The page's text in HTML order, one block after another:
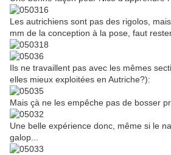
Les autrichiens sont pas des rigolos,
mm de la conception à la pose, faut
Ils ne travaillent pas avec les mêmes
elles mieux exploitées en Autriche?):
Mais çà ne les empêche pas de bosser
Une belle expérience donc, même si le
galop...